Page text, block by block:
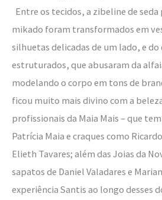
Entre os tecidos, a zibeline de seda
mikado foram transformados em
silhuetas delicadas de um lado, e
estruturados, que abusaram da
modelando o corpo em tons de
ficou muito mais divino com a
profissionais da Maia Mais – que
Patrícia Maia e craques como
Elieth Tavares; além das Joias da
sapatos de Daniel Valadares e
experiência Santis ao longo desses